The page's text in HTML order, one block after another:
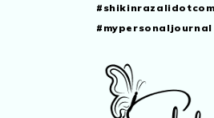
#mypersonaljournal